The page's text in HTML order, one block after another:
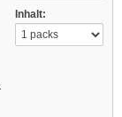
Inhalt: